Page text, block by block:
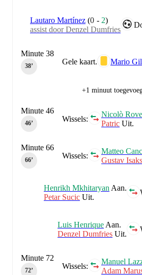
Lautaro Martínez (0 - 2)
assist door Denzel Dumfries
Gele kaart. Mario
Minute 38
38‎’‎
+1 minuut
Wissels:
Nicolò
Patric Uit.
Minute 46
46‎’‎
Wissels:
Matteo
Gustav
Minute 66
66‎’‎
Henrikh Mkhitaryan Aan.
Petar Sucic Uit.
Luis Henrique Aan.
Denzel Dumfries Uit.
Wissels:
Manuel
Adam
Minute 72
72‎’‎